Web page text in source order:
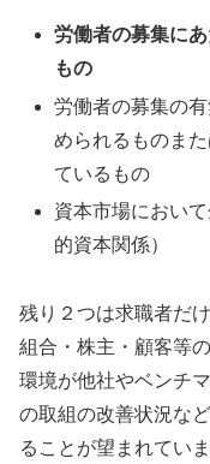
労働者の募集に
もの
労働者の募集の
められるものま
ているもの
資本市場におい
的資本関係）
残り２つは求職者だ
組合・株主・顧客等
環境が他社やベンチ
の取組の改善状況な
ることが望まれてい